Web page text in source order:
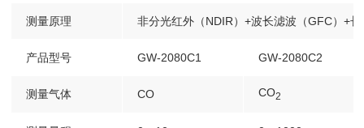
测量原理 非分光红外（NDIR）+波长滤波（GFC）+
产品型号 GW-2080C1 GW-2080C2
测量气体 CO CO2